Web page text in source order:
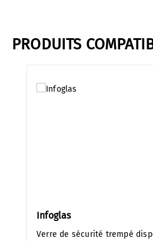
PRODUITS
Infoglas
Verre de sécurité trempé